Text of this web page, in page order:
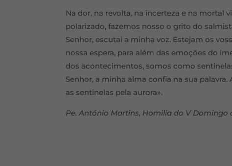
Na dor, na revolta, na incerteza e na mortal
polarizado, fazemos nosso o grito do
Senhor, escutai a minha voz. Estejam os
nossa espera, para além das emoções do
dos acontecimentos, somos como
Senhor, a minha alma confia na sua
as sentinelas pela aurora».
Pe. António Martins, Homilia do V Domingo